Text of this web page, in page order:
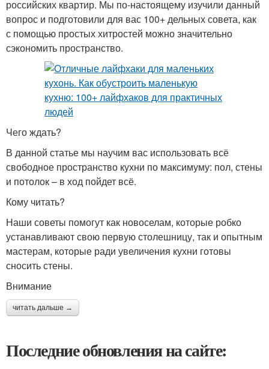
российских квартир. Мы по-настоящему изучили данный
вопрос и подготовили для вас 100+ дельных совета, как
с помощью простых хитростей можно значительно
сэкономить пространство.
Чего ждать?
В данной статье мы научим вас использовать всё
свободное пространство кухни по максимуму: пол, стены
и потолок – в ход пойдет всё.
Кому читать?
Наши советы помогут как новоселам, которые робко
устанавливают свою первую столешницу, так и опытным
мастерам, которые ради увеличения кухни готовы
сносить стены.
Внимание
читать дальше →
Последние обновления на сайте: